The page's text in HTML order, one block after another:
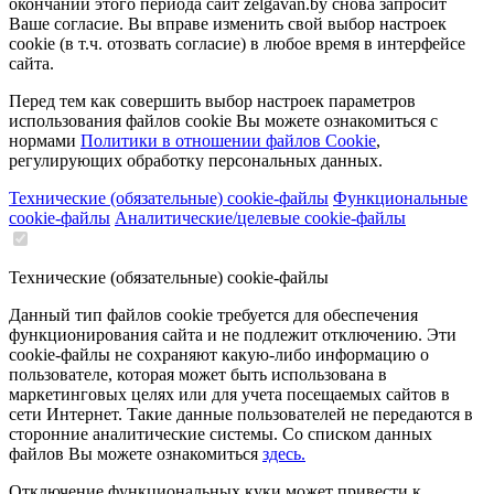
Ваше согласие. Вы вправе изменить свой выбор настроек
cookie (в т.ч. отозвать согласие) в любое время в интерфейсе
сайта.
Перед тем как совершить выбор настроек параметров
использования файлов cookie Вы можете ознакомиться с
нормами Политики в отношении файлов Cookie,
регулирующих обработку персональных данных.
Технические (обязательные) cookie-файлы Функциональные
cookie-файлы Аналитические/целевые cookie-файлы
Технические (обязательные) cookie-файлы
Данный тип файлов cookie требуется для обеспечения
функционирования сайта и не подлежит отключению. Эти
сookie-файлы не сохраняют какую-либо информацию о
пользователе, которая может быть использована в
маркетинговых целях или для учета посещаемых сайтов в
сети Интернет. Такие данные пользователей не передаются в
сторонние аналитические системы. Со списком данных
файлов Вы можете ознакомиться здесь.